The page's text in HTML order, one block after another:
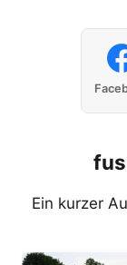
Ein kurzer